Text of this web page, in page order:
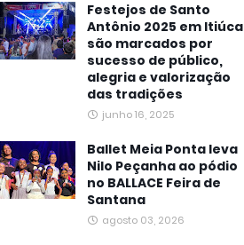
Festejos de Santo
Antônio 2025 em Itiúca
são marcados por
sucesso de público,
alegria e valorização
das tradições
junho 16, 2025
Ballet Meia Ponta leva
Nilo Peçanha ao pódio
no BALLACE Feira de
Santana
agosto 03, 2026